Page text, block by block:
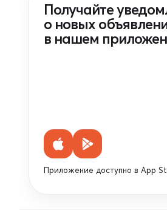
Получайте
о новых
в нашем
Приложение доступно в App